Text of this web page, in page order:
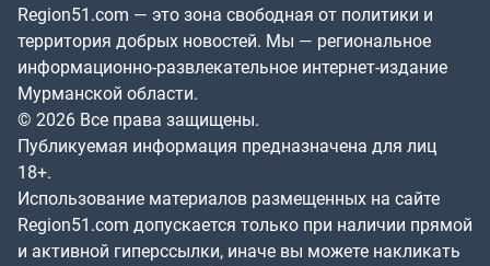
Region51.com — это зона свободная от политики и
территория добрых новостей. Мы — региональное
информационно-развлекательное интернет-издание
Мурманской области.
© 2026 Все права защищены.
Публикуемая информация предназначена для лиц
18+.
Использование материалов размещенных на сайте
Region51.com допускается только при наличии прямой
и активной гиперссылки, иначе вы можете накликать